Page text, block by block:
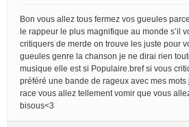
Bon vous allez tous fermez vos gueules
le rappeur le plus magnifique au monde s’il
critiquers de merde on trouve les juste pour
gueules genre la chanson je ne dirai rien
musique elle est si Populaire.bref si vous
préféré une bande de rageux avec mes
race vous allez tellement vomir que vous
bisous<3